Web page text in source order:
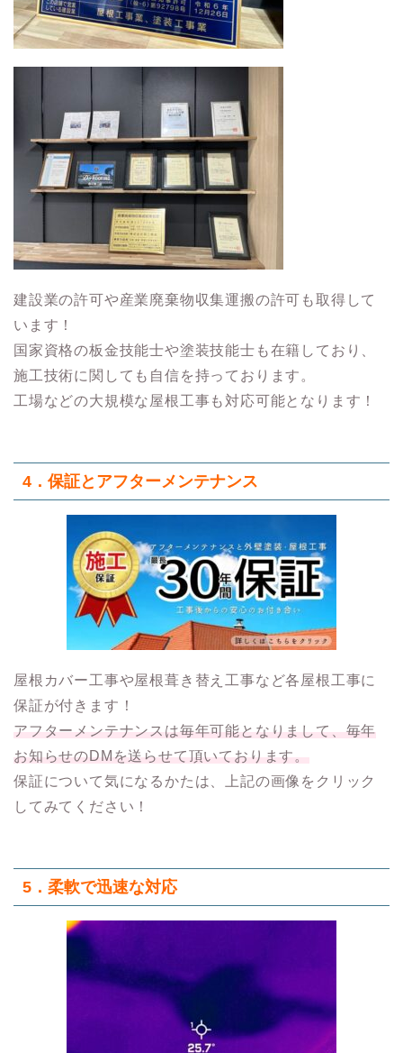
建設業の許可や産業廃棄物収集運搬の許可も取得して
います！
国家資格の板金技能士や塗装技能士も在籍しており、
施工技術に関しても自信を持っております。
工場などの大規模な屋根工事も対応可能となります！
4．保証とアフターメンテナンス
屋根カバー工事や屋根葺き替え工事など各屋根工事に
保証が付きます！
アフターメンテナンスは毎年可能となりまして、毎年
お知らせのDMを送らせて頂いております。
保証について気になるかたは、上記の画像をクリック
してみてください！
5．柔軟で迅速な対応